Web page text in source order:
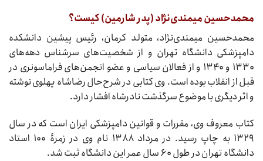
محمدحسین میمندی‌نژاد (پدر شارمین) کیست؟
محمدحسین میمندی‌نژاد، متولد کرمان، رئیس پیشین دانشکده
دامپزشکی دانشگاه تهران و از شخصیت‌های سرشناس دهه‌های
۱۳۳۰ و ۱۳۴۰ و از فعالان سیاسی و عضو انجمن‌های فراماسونری در
قبل از انقلاب بوده است. وی کتابی در شرح‌حال رضاشاه پهلوی نوشته
و اثر دیگری با موضوع سرگذشت نادرشاه افشار دارد.
کتاب معروف وی، مقررات و قوانین دامپزشکی ایران است که در سال
۱۳۲۹ به چاپ رسید. در مرداد ۱۳۸۸ نام وی در زمرۀ ۱۰۰ استاد
دانشگاه تهران در طول ۶۰ سال عمر این دانشگاه ثبت شد.